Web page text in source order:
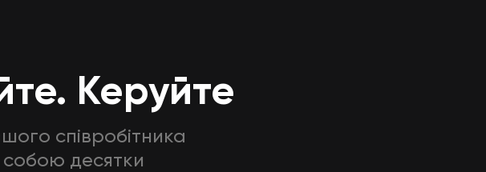
Керуйте
співробітника
собою десятки